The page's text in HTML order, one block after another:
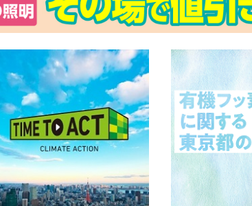
ン」オープニングイベント・広報展開のお知
向けた社会実装化事業の二次公募及び一次公募
都が支援します